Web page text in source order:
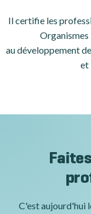
Il certifie les
au développement
et
C'est aujourd'hui